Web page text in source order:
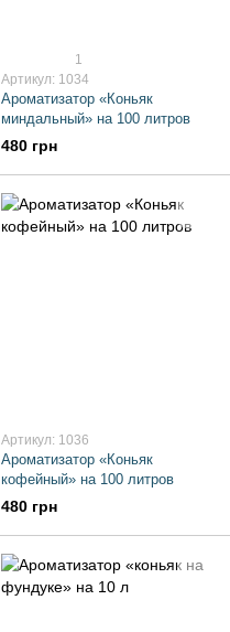
1
Артикул: 1034
Ароматизатор «Коньяк
миндальный» на 100 литров
480 грн
Артикул: 1036
Ароматизатор «Коньяк
кофейный» на 100 литров
480 грн